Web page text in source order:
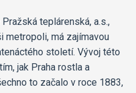
teplárenská, a.s.,
metropoli, má zajímavou
století. Vývoj této
jak Praha rostla a
to začalo v roce 1883,